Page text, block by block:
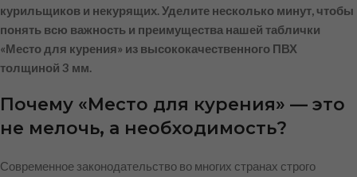
курильщиков и некурящих. Уделите несколько минут, чтобы
понять всю важность и преимущества нашей таблички
«Место для курения» из высококачественного ПВХ
толщиной 3 мм.
Почему «Место для курения» — это
не мелочь, а необходимость?
Современное законодательство во многих странах строго